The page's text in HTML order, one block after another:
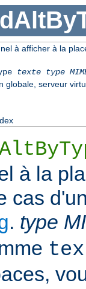
à afficher à la
texte
type
globale, serveur
à la
cas
. type